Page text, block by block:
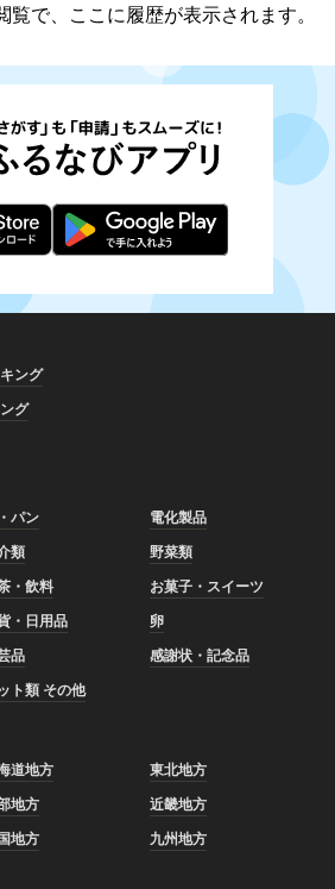
で、ここに履歴が表示されます。
ング
グ
パン
電化製品
類
野菜類
・飲料
お菓子・スイーツ
・日用品
卵
品
感謝状・記念品
ト類 その他
道地方
東北地方
地方
近畿地方
地方 九州地方